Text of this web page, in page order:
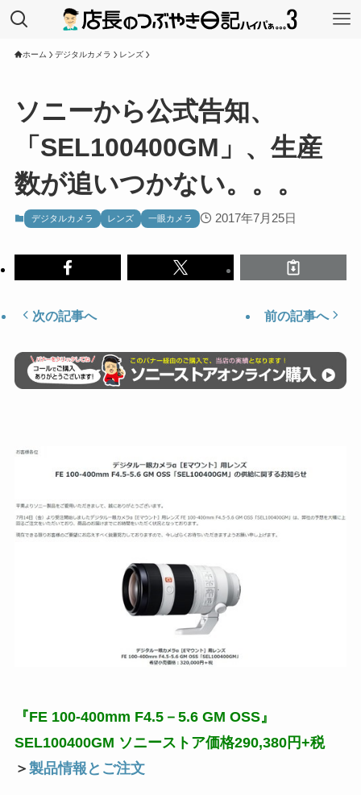
ホーム デジタルカメラ レンズ
ソニーから公式告知、
「SEL100400GM」、生産
数が追いつかない。。。
デジタルカメラ レンズ 一眼カメラ 2017年7月25日
次の記事へ 前の記事へ
『FE 100-400mm F4.5－5.6 GM OSS』
SEL100400GM ソニーストア価格290,380円+税
＞ 製品情報とご注文